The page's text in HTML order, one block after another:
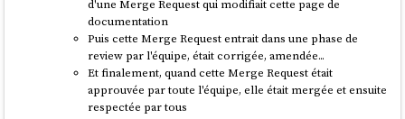
project: hello-bash-packit
targets:
-
fedora-42
fedora-43
-
fedora-44
preserve_project: true
Permettre d'activer unHill Chartssur toute issue.
Permettre d'indiquer un niveau
Permettre aux lectures d'une issue d'indiquer leur niveau de
compréhension de l'issue
Permettre de configurer la taille maximum en mots d'une issue.
Pour forcer un certain niveau de synthèse.
Permettre de calculer le poids d'une issue en faisant la somme
d'une Merge Request qui modifiait cette page de
documentation
Puis cette Merge Request entrait dans une phase de
review par l'équipe, était corrigée, amendée...
Et finalement, quand cette Merge Request était
approuvée par toute l'équipe, elle était mergée et ensuite
respectée par tous